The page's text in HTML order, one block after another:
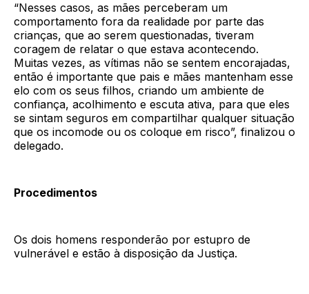
“Nesses casos, as mães perceberam um
comportamento fora da realidade por parte das
crianças, que ao serem questionadas, tiveram
coragem de relatar o que estava acontecendo.
Muitas vezes, as vítimas não se sentem encorajadas,
então é importante que pais e mães mantenham esse
elo com os seus filhos, criando um ambiente de
confiança, acolhimento e escuta ativa, para que eles
se sintam seguros em compartilhar qualquer situação
que os incomode ou os coloque em risco”, finalizou o
delegado.
Procedimentos
Os dois homens responderão por estupro de
vulnerável e estão à disposição da Justiça.